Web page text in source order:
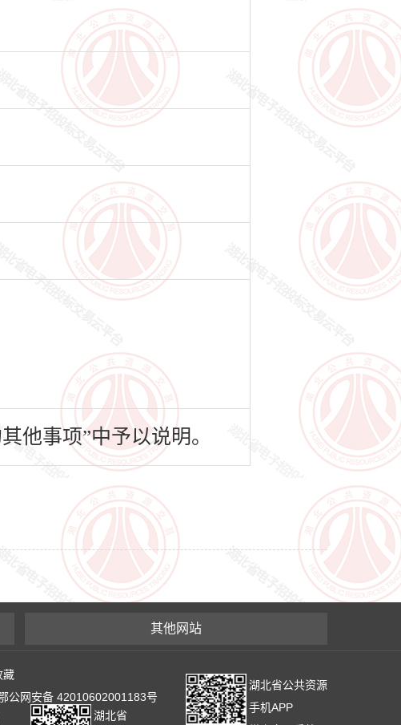
他事项”中予以说明。
其他网站
藏
公网安备 42010602001183号
湖北省
湖北省公共资源
手机APP